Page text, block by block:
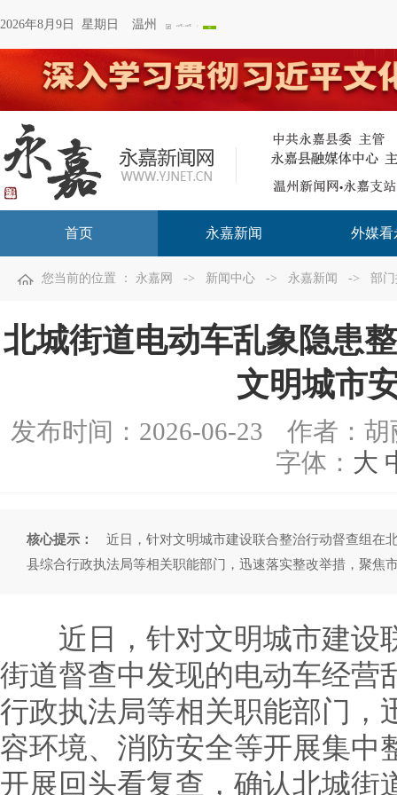
2026年8月9日 星期日 温州
首页 永嘉新闻 外媒看
您当前的位置 ： 永嘉网 -> 新闻中心 -> 永嘉新闻 -> 部
北城街道电动车乱象隐患
文明城市
发布时间： 2026-06-23
作者：胡
字体： 大
核心提示：
近日，针对文明城市建设联合整治行动督查组在
县综合行政执法局等相关职能部门，迅速落实整改举措，聚焦
近日，针对文明城市建设
街道督查中发现的电动车经营
行政执法局等相关职能部门，
容环境、消防安全等开展集中
开展回头看复查，确认北城街